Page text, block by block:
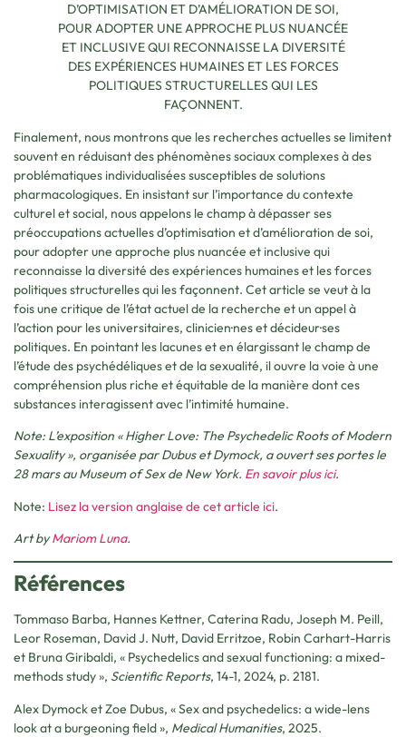
D’OPTIMISATION ET D’AMÉLIORATION DE SOI,
POUR ADOPTER UNE APPROCHE PLUS NUANCÉE
ET INCLUSIVE QUI RECONNAISSE LA DIVERSITÉ
DES EXPÉRIENCES HUMAINES ET LES FORCES
POLITIQUES STRUCTURELLES QUI LES
FAÇONNENT.
Finalement, nous montrons que les recherches actuelles se limitent
souvent en réduisant des phénomènes sociaux complexes à des
problématiques individualisées susceptibles de solutions
pharmacologiques. En insistant sur l’importance du contexte
culturel et social, nous appelons le champ à dépasser ses
préoccupations actuelles d’optimisation et d’amélioration de soi,
pour adopter une approche plus nuancée et inclusive qui
reconnaisse la diversité des expériences humaines et les forces
politiques structurelles qui les façonnent. Cet article se veut à la
fois une critique de l’état actuel de la recherche et un appel à
l’action pour les universitaires, clinicien·nes et décideur·ses
politiques. En pointant les lacunes et en élargissant le champ de
l’étude des psychédéliques et de la sexualité, il ouvre la voie à une
compréhension plus riche et équitable de la manière dont ces
substances interagissent avec l’intimité humaine.
Note: L’exposition « Higher Love: The Psychedelic Roots of Modern
Sexuality », organisée par Dubus et Dymock, a ouvert ses portes le
28 mars au Museum of Sex de New York. En savoir plus ici.
Note: Lisez la version anglaise de cet article ici.
Art byMariom Luna.
Références
Tommaso Barba, Hannes Kettner, Caterina Radu, Joseph M. Peill,
Leor Roseman, David J. Nutt, David Erritzoe, Robin Carhart-Harris
et Bruna Giribaldi, « Psychedelics and sexual functioning: a mixed-
methods study », Scientific Reports, 14-1, 2024, p. 2181.
Alex Dymock et Zoe Dubus, « Sex and psychedelics: a wide-lens
look at a burgeoning field », Medical Humanities, 2025.